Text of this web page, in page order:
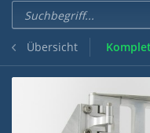
Übersicht